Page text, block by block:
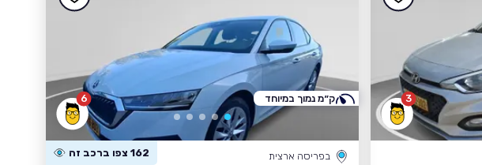
3
6
בפריסה ארצית 162 צפו ברכב זה
ק״מ נמוך במיוחד